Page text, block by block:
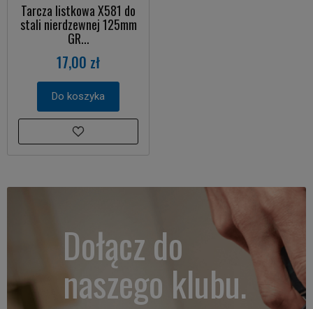
Tarcza listkowa X581 do
stali nierdzewnej 125mm
GR...
17,00 zł
Do koszyka
Dołącz do
naszego klubu.